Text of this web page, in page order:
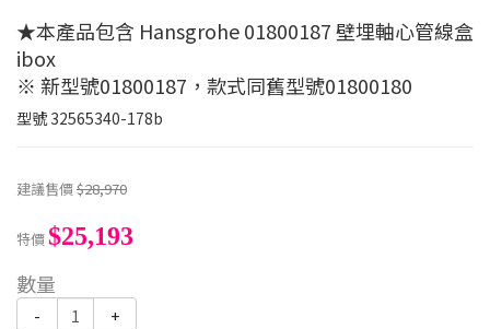
★本產品包含 Hansgrohe 01800187 壁埋軸心管線盒
ibox
※ 新型號01800187，款式同舊型號01800180
型號32565340-178b
建議售價$28,970
特價$25,193
數量
- +